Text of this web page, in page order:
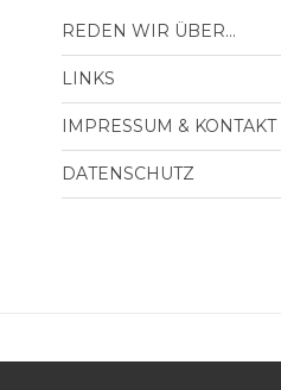
REDEN WIR ÜBER…
LINKS
IMPRESSUM & KONTAKT
DATENSCHUTZ